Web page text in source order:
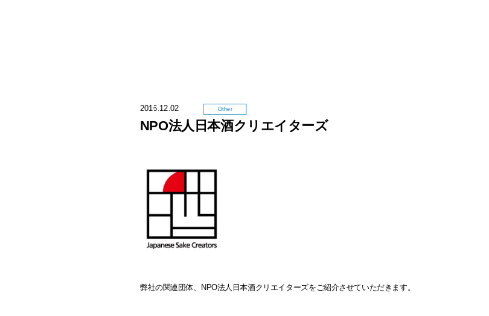
2016.12.02 Other
NPO法人日本酒クリエイターズ
弊社の関連団体、NPO法人日本酒クリエイターズをご紹介させていただきます。